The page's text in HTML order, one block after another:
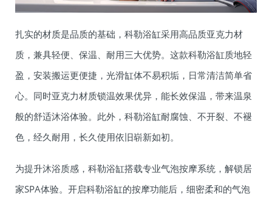
扎实的材质是品质的基础，科勒浴缸采用高品质亚克力材
质，兼具轻便、保温、耐用三大优势。这款科勒浴缸质地轻
盈，安装搬运更便捷，光滑缸体不易积垢，日常清洁简单省
心。同时亚克力材质锁温效果优异，能长效保温，带来温泉
般的舒适沐浴体验。此外，科勒浴缸耐腐蚀、不开裂、不褪
色，经久耐用，长久使用依旧崭新如初。
为提升沐浴质感，科勒浴缸搭载专业气泡按摩系统，解锁居
家SPA体验。开启科勒浴缸的按摩功能后，细密柔和的气泡